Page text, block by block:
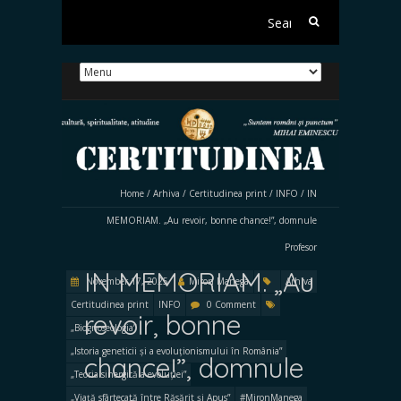
Search
Home / Arhiva / Certitudinea print / INFO / IN
MEMORIAM. „Au revoir, bonne chance!”, domnule
Profesor
IN MEMORIAM. „Au
revoir, bonne
chance!”, domnule
November 17, 2025 Miron Manega
Arhiva
Certitudinea print
INFO
0 Comment
„Biognoseologia”
„Istoria geneticii și a evoluționismului în România”
„Teoria sinergică a evoluției”
„Viață sfârtecată între Răsărit și Apus”
#MironManega